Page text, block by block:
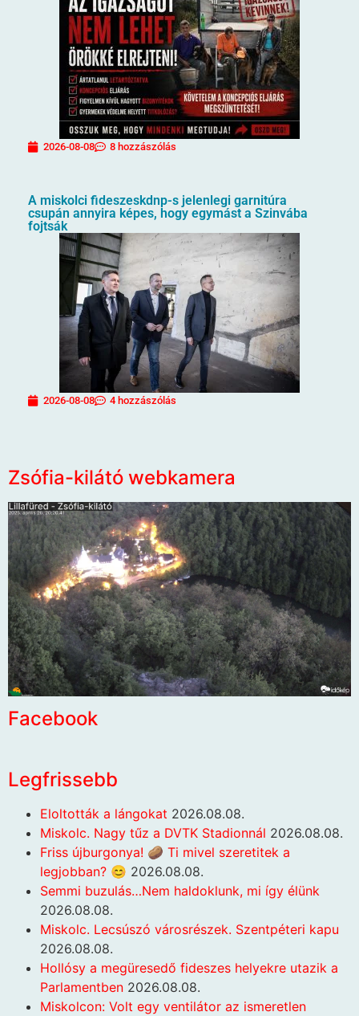
2026-08-08 8 hozzászólás
A miskolci fideszeskdnp-s jelenlegi garnitúra
csupán annyira képes, hogy egymást a Szinvába
fojtsák
2026-08-08 4 hozzászólás
Zsófia-kilátó webkamera
Facebook
Legfrissebb
Eloltották a lángokat 2026.08.08.
Miskolc. Nagy tűz a DVTK Stadionnál 2026.08.08.
Friss újburgonya! 🥔 Ti mivel szeretitek a
legjobban? 😊 2026.08.08.
Semmi buzulás…Nem haldoklunk, mi így élünk
2026.08.08.
Miskolc. Lecsúszó városrészek. Szentpéteri kapu
2026.08.08.
Hollósy a megüresedő fideszes helyekre utazik a
Parlamentben 2026.08.08.
Miskolcon: Volt egy ventilátor az ismeretlen